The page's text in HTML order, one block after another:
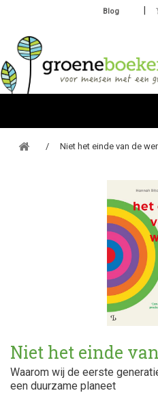
Blog
Niet het einde van de
Niet het einde
Waarom wij de eerste
een duurzame planeet